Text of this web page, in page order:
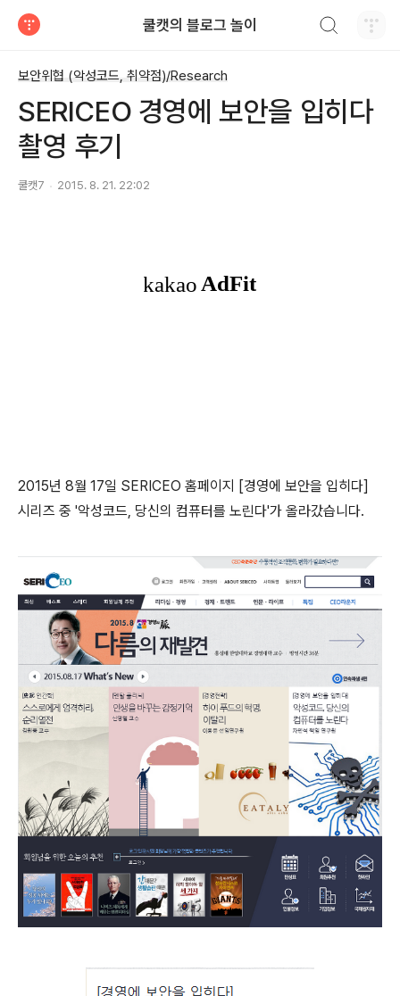
쿨캣의 블로그 놀이
보안위협 (악성코드, 취약점)/Research
SERICEO 경영에 보안을 입히다
촬영 후기
쿨캣7 2015. 8. 21. 22:02
2015년 8월 17일 SERICEO 홈페이지 [경영에 보안을 입히다]
시리즈 중 '악성코드, 당신의 컴퓨터를 노린다'가 올라갔습니다.